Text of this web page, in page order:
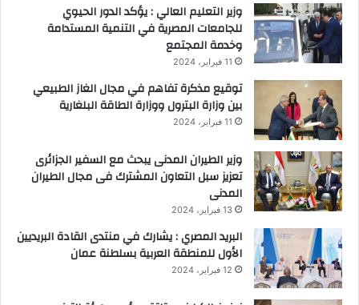
وزير التعليم العالي : يؤكد الدور الحيوي
للجامعات المصرية في التنمية المستدامة
وخدمة المجتمع
11 فبراير، 2024
توقيع مذكرة تفاهم في مجال الغاز الطبيعي
بين وزارة البترول ووزارة الطاقة البلغارية
11 فبراير، 2024
وزير الطيران المدنى يبحث مع السفير الجزائرى
تعزيز سبل التعاون المشترك فى مجال الطيران
المدنى
13 فبراير، 2024
البريد المصري : يشارك في منتدى القادة البريديين
الأول للمنطقة العربية بسلطنة عمان
12 فبراير، 2024